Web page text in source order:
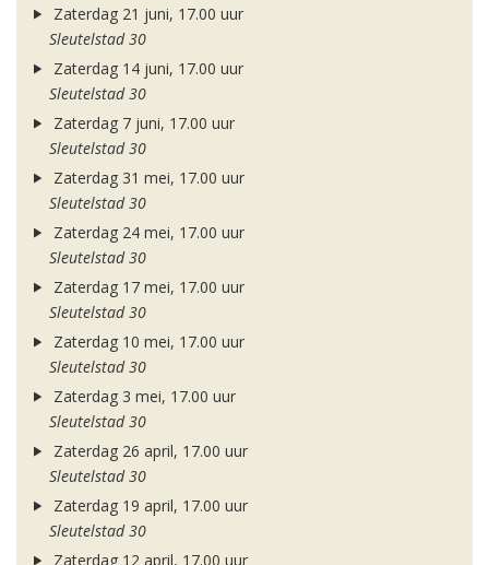
Zaterdag 21 juni, 17.00 uur
Sleutelstad 30
Zaterdag 14 juni, 17.00 uur
Sleutelstad 30
Zaterdag 7 juni, 17.00 uur
Sleutelstad 30
Zaterdag 31 mei, 17.00 uur
Sleutelstad 30
Zaterdag 24 mei, 17.00 uur
Sleutelstad 30
Zaterdag 17 mei, 17.00 uur
Sleutelstad 30
Zaterdag 10 mei, 17.00 uur
Sleutelstad 30
Zaterdag 3 mei, 17.00 uur
Sleutelstad 30
Zaterdag 26 april, 17.00 uur
Sleutelstad 30
Zaterdag 19 april, 17.00 uur
Sleutelstad 30
Zaterdag 12 april, 17.00 uur